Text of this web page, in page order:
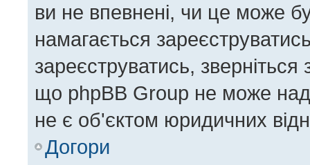
ви не впевнені, чи це може
намагається
зареєструватись,
що phpBB Group не може
не є об'єктом юридичних
Догори